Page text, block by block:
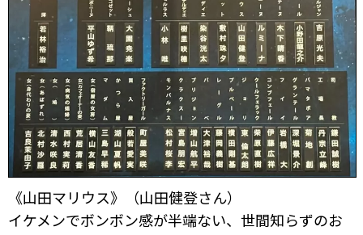
《山田マリウス》（山田健登さん）
イケメンでボンボン感が半端ない、世間知らずのお